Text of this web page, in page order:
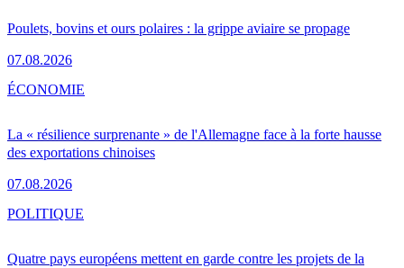
Poulets, bovins et ours polaires : la grippe aviaire se propage
07.08.2026
La « résilience surprenante » de l'Allemagne face à la forte hausse
des exportations chinoises
07.08.2026
ÉCONOMIE
Quatre pays européens mettent en garde contre les projets de la
POLITIQUE